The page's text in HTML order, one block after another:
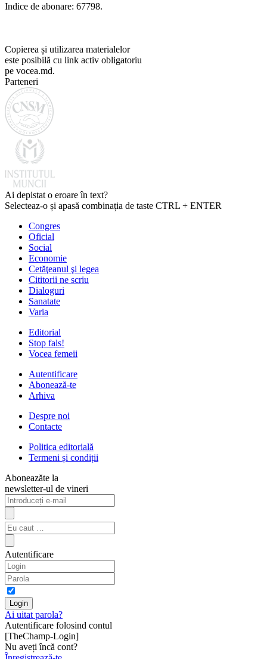
Indice de abonare: 67798.
Copierea și utilizarea materialelor
este posibilă cu link activ obligatoriu
pe vocea.md.
Parteneri
Ai depistat o eroare în text?
Selecteaz-o și apasă combinația de taste CTRL + ENTER
Congres
Oficial
Social
Economie
Cetăţeanul şi legea
Cititorii ne scriu
Dialoguri
Sanatate
Varia
Editorial
Stop fals!
Vocea femeii
Autentificare
Abonează-te
Arhiva
Despre noi
Contacte
Politica editorială
Termeni și condiții
Aboneazăte la
newsletter-ul de vineri
Autentificare
Ai uitat parola?
Autentificare folosind contul
[TheChamp-Login]
Nu aveți încă cont?